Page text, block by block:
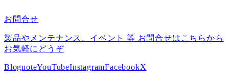
お問合せ
製品やメンテナンス、イベント 等 お問合せはこちらから
お気軽にどうぞ
BlognoteYouTubeInstagramFacebookX